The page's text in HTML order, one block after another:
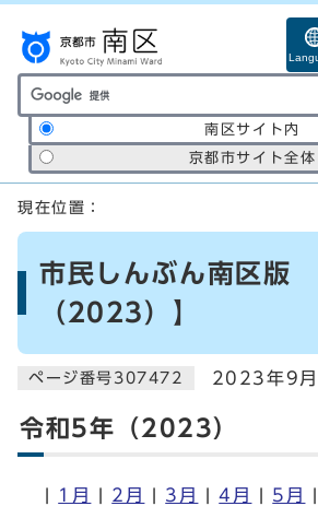
サイト内検索の範囲
南区サイト内
京都市サイト全体
ここから本文です
現在位置：
市民しんぶん南区版
（2023）】
ページ番号307472 2023年9月
令和5年（2023）
1月 2月 3月 |4月 5月